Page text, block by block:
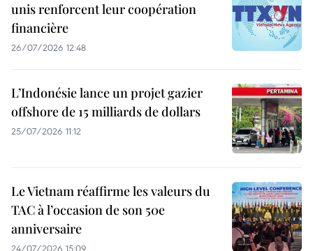
unis renforcent leur coopération
financière
26/07/2026 12:48
L’Indonésie lance un projet gazier
offshore de 15 milliards de dollars
25/07/2026 11:12
Le Vietnam réaffirme les valeurs du
TAC à l’occasion de son 50e
anniversaire
24/07/2026 15:09